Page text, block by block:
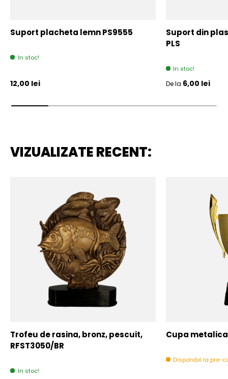
Suport placheta lemn PS9555
In stoc!
Pret initial
12,00 lei
Suport din
PLS
In stoc!
Pret initial
De la 6,00 lei
VIZUALIZATE RECENT:
Trofeu de rasina, bronz, pescuit,
RFST3050/BR
In stoc!
Cupa
Disponibil la pre-